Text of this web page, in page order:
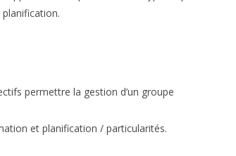
permettre la gestion d’un groupe
et planification / particularités.